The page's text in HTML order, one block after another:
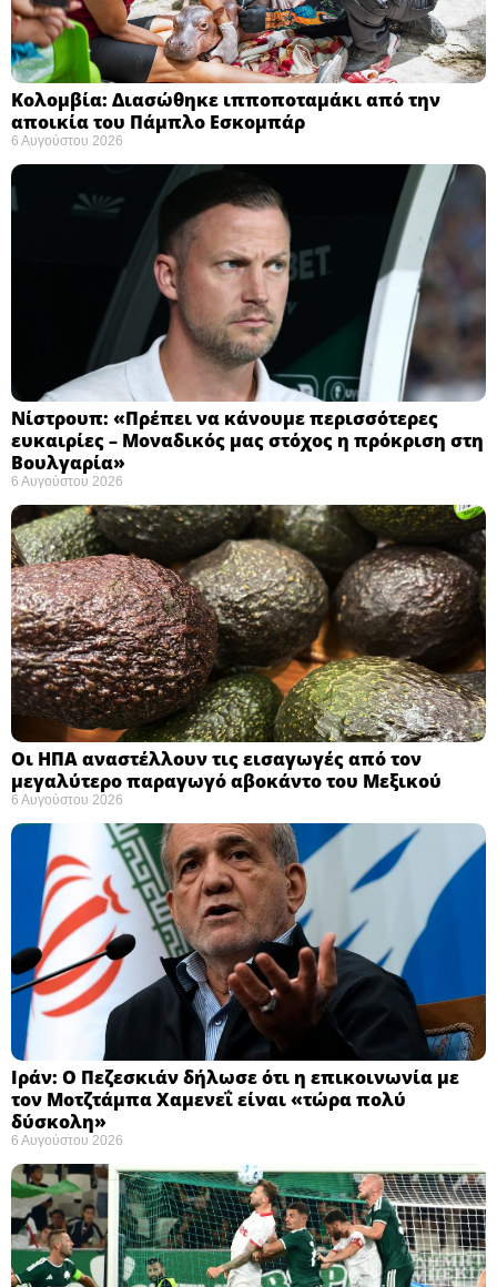
Κολομβία: Διασώθηκε ιπποποταμάκι από την
αποικία του Πάμπλο Εσκομπάρ ​
6 Αυγούστου 2026
Νίστρουπ: «Πρέπει να κάνουμε περισσότερες
ευκαιρίες – Μοναδικός μας στόχος η πρόκριση στη
Βουλγαρία» ​
6 Αυγούστου 2026
Οι ΗΠΑ αναστέλλουν τις εισαγωγές από τον
μεγαλύτερο παραγωγό αβοκάντο του Μεξικού ​
6 Αυγούστου 2026
Ιράν: Ο Πεζεσκιάν δήλωσε ότι η επικοινωνία με
τον Μοτζτάμπα Χαμενεΐ είναι «τώρα πολύ
δύσκολη» ​
6 Αυγούστου 2026